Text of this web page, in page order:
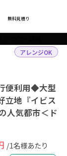
無料見積り
便利用◆大型
立地『イビス
人気都市＜ド
アレンジOK
/1名様あたり
フォトギャラリー